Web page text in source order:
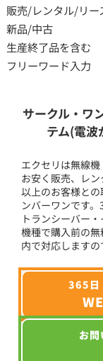
販売/レンタル/リー
新品/中古
生産終了品を含む
フリーワード入力
サークル・ワ
テム(電波
エクセリは無線
お安く販売、レ
以上のお客様と
ンバーワンです
トランシーバー
機種で購入前の
内で対応しますの
365日
お問